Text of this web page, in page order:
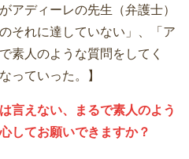
アディーレの先生（弁護士）
それに達していない」、「ア
素人のような質問をしてく
っていった。】
言えない、まるで素人のよう
してお願いできますか？